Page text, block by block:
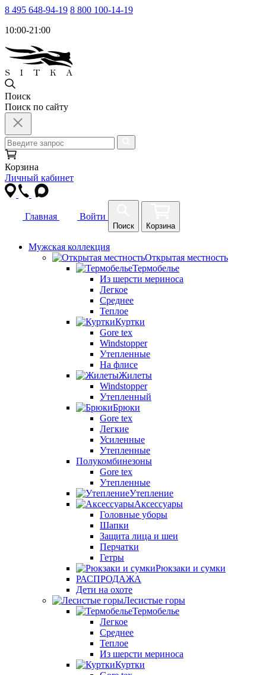
8 495 648-94-19 8 800 100-14-19
10:00-21:00
Поиск
Поиск по сайту
Корзина
Личный кабинет
Главная Войти
Поиск Корзина
Мужская коллекция
Открытая местность
Термобелье
Из шерсти мериноса
Легкое
Среднее
Теплое
Куртки
Gore tex
Windstopper
Утепленные
На флисе
Жилеты
Windstopper
Утепленный
Брюки
Gore tex
Легкие
Усиленные
Утепленные
Полукомбинезоны
Gore tex
Утепленные
Утепление
Аксессуары
Головные уборы
Шапки
Защита лица и шеи
Перчатки
Гетры
Рюкзаки и сумки
РАСПРОДАЖА
Дети на охоте
Лесистые горы
Термобелье
Легкое
Среднее
Теплое
Из шерсти мериноса
Куртки